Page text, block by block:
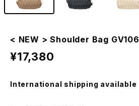
< NEW > Shoulder Bag GV106
¥17,380
International shipping available